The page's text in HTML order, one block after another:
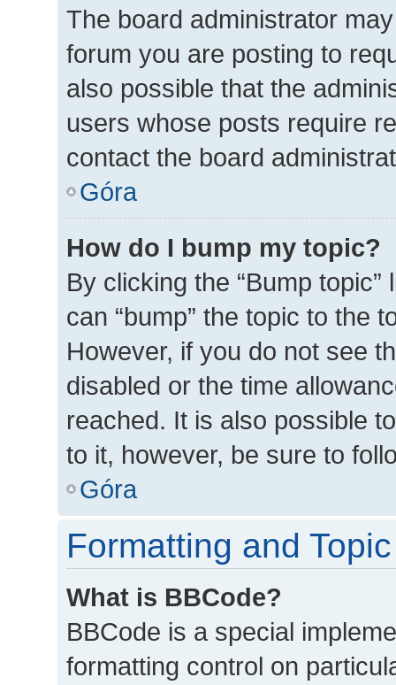
The board administrator
forum you are posting to
also possible that the
users whose posts require
contact the board
Góra
How do I bump my topic?
By clicking the “Bump
can “bump” the topic to the
However, if you do not see
disabled or the time
reached. It is also possible
to it, however, be sure to
Góra
Formatting and
What is BBCode?
BBCode is a special
formatting control on